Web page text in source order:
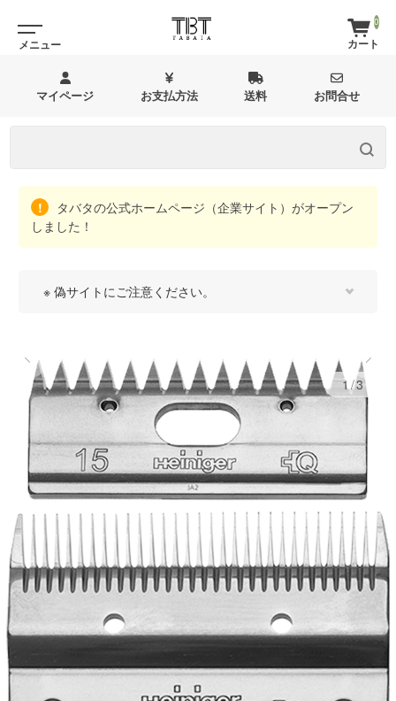
0
マイページ お支払方法 送料 お問合せ
タバタの公式ホームページ（企業サイト）がオープン
しました！
※ 偽サイトにご注意ください。
1/3